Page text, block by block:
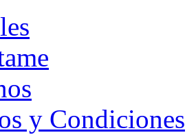
y Condiciones